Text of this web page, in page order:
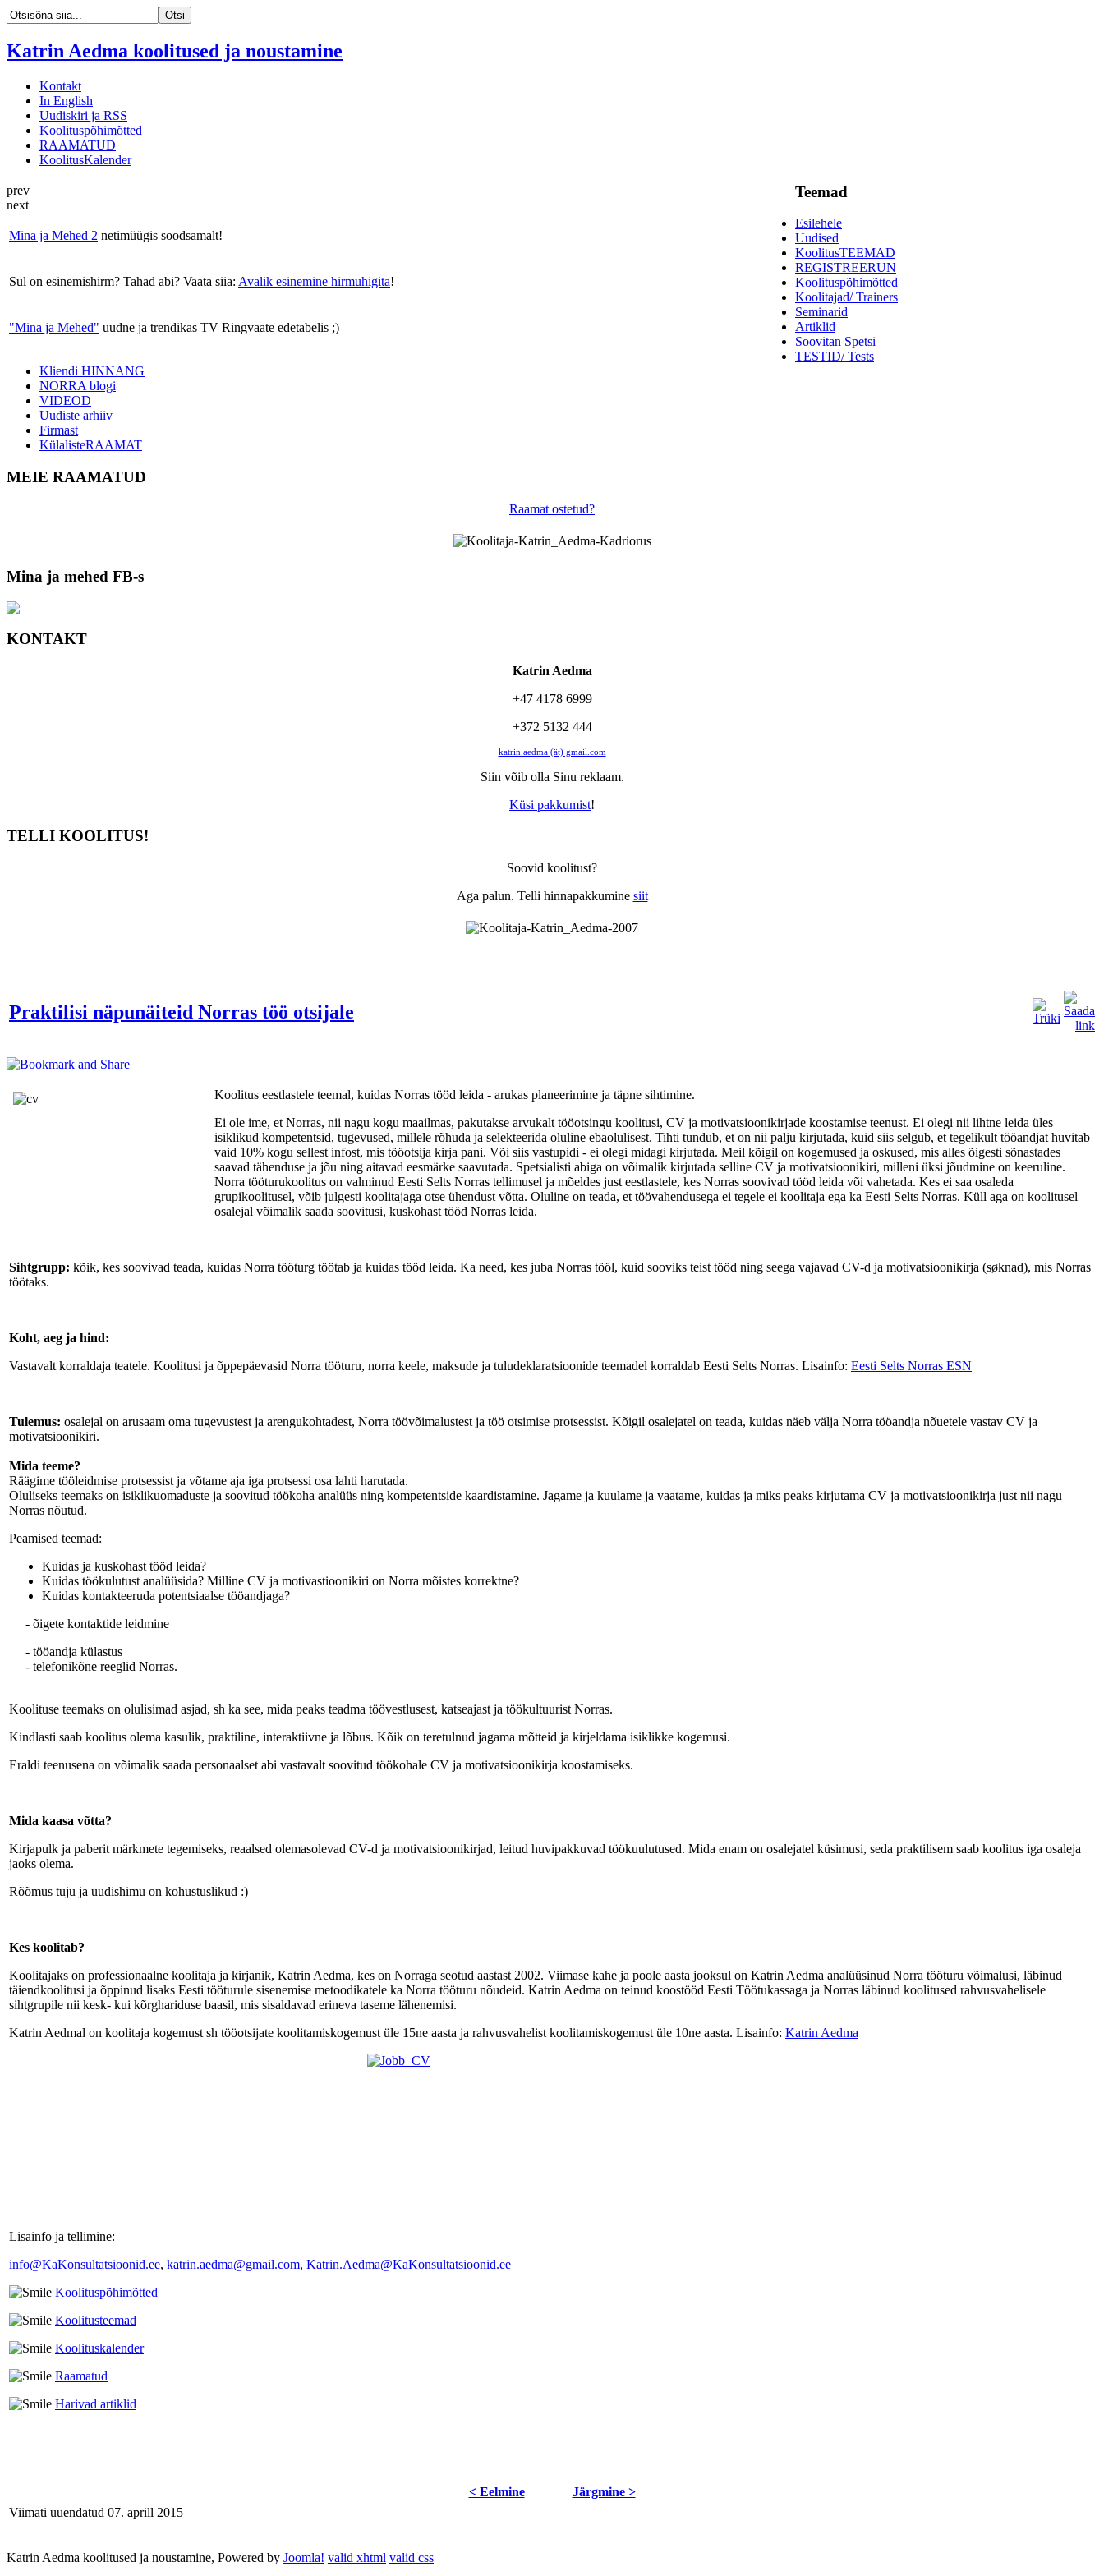
Katrin Aedma koolitused ja noustamine
Kontakt
In English
Uudiskiri ja RSS
Koolituspõhimõtted
RAAMATUD
KoolitusKalender
prev
next
Mina ja Mehed 2 netimüügis soodsamalt!
Sul on esinemishirm? Tahad abi? Vaata siia: Avalik esinemine hirmuhigita!
"Mina ja Mehed" uudne ja trendikas TV Ringvaate edetabelis ;)
Teemad
Esilehele
Uudised
KoolitusTEEMAD
REGISTREERUN
Koolituspõhimõtted
Koolitajad/ Trainers
Seminarid
Artiklid
Soovitan Spetsi
TESTID/ Tests
Kliendi HINNANG
NORRA blogi
VIDEOD
Uudiste arhiiv
Firmast
KülalisteRAAMAT
MEIE RAAMATUD
Raamat ostetud?
Mina ja mehed FB-s
KONTAKT
Katrin Aedma
+47 4178 6999
+372 5132 444
katrin.aedma (ät) gmail.com
Siin võib olla Sinu reklaam.
Küsi pakkumist!
TELLI KOOLITUS!
Soovid koolitust?
Aga palun. Telli hinnapakkumine siit
Praktilisi näpunäiteid Norras töö otsijale
Koolitus eestlastele teemal, kuidas Norras tööd leida - arukas planeerimine ja täpne sihtimine.
Ei ole ime, et Norras, nii nagu kogu maailmas, pakutakse arvukalt tööotsingu koolitusi, CV ja motivatsioonikirjade koostamise teenust. Ei olegi nii lihtne leida üles
isiklikud kompetentsid, tugevused, millele rõhuda ja selekteerida oluline ebaolulisest. Tihti tundub, et on nii palju kirjutada, kuid siis selgub, et tegelikult tööandjat huvitab
vaid 10% kogu sellest infost, mis tööotsija kirja pani. Või siis vastupidi - ei olegi midagi kirjutada. Meil kõigil on kogemused ja oskused, mis alles õigesti sõnastades
saavad tähenduse ja jõu ning aitavad eesmärke saavutada. Spetsialisti abiga on võimalik kirjutada selline CV ja motivatsioonikiri, milleni üksi jõudmine on keeruline.
Norra tööturukoolitus on valminud Eesti Selts Norras tellimusel ja mõeldes just eestlastele, kes Norras soovivad tööd leida või vahetada. Kes ei saa osaleda
grupikoolitusel, võib julgesti koolitajaga otse ühendust võtta. Oluline on teada, et töövahendusega ei tegele ei koolitaja ega ka Eesti Selts Norras. Küll aga on koolitusel
osalejal võimalik saada soovitusi, kuskohast tööd Norras leida.
Sihtgrupp: kõik, kes soovivad teada, kuidas Norra tööturg töötab ja kuidas tööd leida. Ka need, kes juba Norras tööl, kuid sooviks teist tööd ning seega vajavad CV-d ja motivatsioonikirja (søknad), mis Norras
töötaks.
Koht, aeg ja hind:
Vastavalt korraldaja teatele. Koolitusi ja õppepäevasid Norra tööturu, norra keele, maksude ja tuludeklaratsioonide teemadel korraldab Eesti Selts Norras. Lisainfo: Eesti Selts Norras ESN
Tulemus: osalejal on arusaam oma tugevustest ja arengukohtadest, Norra töövõimalustest ja töö otsimise protsessist. Kõigil osalejatel on teada, kuidas näeb välja Norra tööandja nõuetele vastav CV ja
motivatsioonikiri.
Mida teeme?
Räägime tööleidmise protsessist ja võtame aja iga protsessi osa lahti harutada.
Oluliseks teemaks on isiklikuomaduste ja soovitud töökoha analüüs ning kompetentside kaardistamine. Jagame ja kuulame ja vaatame, kuidas ja miks peaks kirjutama CV ja motivatsioonikirja just nii nagu
Norras nõutud.
Peamised teemad:
Kuidas ja kuskohast tööd leida?
Kuidas töökulutust analüüsida? Milline CV ja motivastioonikiri on Norra mõistes korrektne?
Kuidas kontakteeruda potentsiaalse tööandjaga?
- õigete kontaktide leidmine
- tööandja külastus
- telefonikõne reeglid Norras.
Koolituse teemaks on olulisimad asjad, sh ka see, mida peaks teadma töövestlusest, katseajast ja töökultuurist Norras.
Kindlasti saab koolitus olema kasulik, praktiline, interaktiivne ja lõbus. Kõik on teretulnud jagama mõtteid ja kirjeldama isiklikke kogemusi.
Eraldi teenusena on võimalik saada personaalset abi vastavalt soovitud töökohale CV ja motivatsioonikirja koostamiseks.
Mida kaasa võtta?
Kirjapulk ja paberit märkmete tegemiseks, reaalsed olemasolevad CV-d ja motivatsioonikirjad, leitud huvipakkuvad töökuulutused. Mida enam on osalejatel küsimusi, seda praktilisem saab koolitus iga osaleja
jaoks olema.
Rõõmus tuju ja uudishimu on kohustuslikud :)
Kes koolitab?
Koolitajaks on professionaalne koolitaja ja kirjanik, Katrin Aedma, kes on Norraga seotud aastast 2002. Viimase kahe ja poole aasta jooksul on Katrin Aedma analüüsinud Norra tööturu võimalusi, läbinud
täiendkoolitusi ja õppinud lisaks Eesti tööturule sisenemise metoodikatele ka Norra tööturu nõudeid. Katrin Aedma on teinud koostööd Eesti Töötukassaga ja Norras läbinud koolitused rahvusvahelisele
sihtgrupile nii kesk- kui kõrghariduse baasil, mis sisaldavad erineva taseme lähenemisi.
Katrin Aedmal on koolitaja kogemust sh tööotsijate koolitamiskogemust üle 15ne aasta ja rahvusvahelist koolitamiskogemust üle 10ne aasta. Lisainfo: Katrin Aedma
Lisainfo ja tellimine:
info@KaKonsultatsioonid.ee, katrin.aedma@gmail.com, Katrin.Aedma@KaKonsultatsioonid.ee
Koolituspõhimõtted
Koolitusteemad
Koolituskalender
Raamatud
Harivad artiklid
< Eelmine
Järgmine >
Viimati uuendatud 07. aprill 2015
Katrin Aedma koolitused ja noustamine, Powered by Joomla! valid xhtml valid css